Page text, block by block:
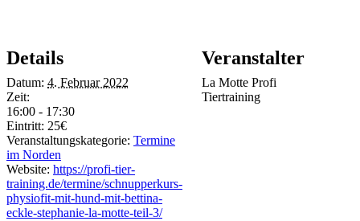
Details
Datum: 4. Februar 2022
Zeit:
16:00 - 17:30
Eintritt: 25€
Veranstaltungskategorie: Termine
im Norden
Website: https://profi-tier-
training.de/termine/schnupperkurs-
physiofit-mit-hund-mit-bettina-
eckle-stephanie-la-motte-teil-3/
Veranstalter
La Motte Profi
Tiertraining